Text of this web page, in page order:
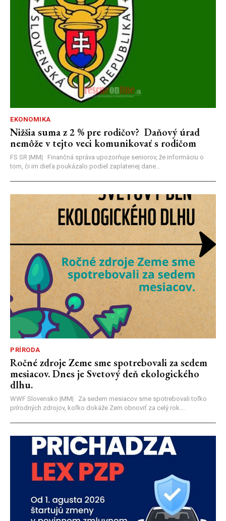
EKONOMIKA
Nižšia suma z 2 % pre rodičov? Daňový úrad
nemôže v tejto veci komunikovať s rodičom
FS SR |MM| Finančná správa upozorňuje seniorov, že informáciu o
tom, či im dieťa poukázalo podiel zaplatenej dane...
PRÍRODA
Ročné zdroje Zeme sme spotrebovali za sedem
mesiacov. Dnes je Svetový deň ekologického
dlhu.
WWF Slovensko |MM| Za sedem mesiacov sme spotrebovali toľko
prírodných zdrojov, koľko dokáže Zem obnoviť za celý rok....